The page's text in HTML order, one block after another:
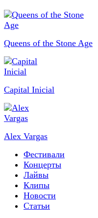
Queens of the Stone Age
Capital Inicial
Alex Vargas
Фестивали
Концерты
Лайвы
Клипы
Новости
Статьи